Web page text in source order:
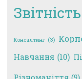
Звітність
Консалтинг (3)
Навчання (10)
Різноманіття (9)